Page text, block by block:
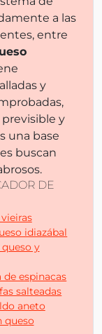
a las
entre
y
previsible y
una base
buscan
DE
idiazábal
y
espinacas
salteadas
aneto
queso